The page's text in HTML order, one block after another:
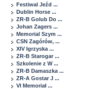
Festiwal Jeźd ...
Dublin Horse ...
ZR-B Golub Do ...
Johan Zagers ...
Memorial Szym ...
CSN Zagórów, ...
XIV Igrzyska ...
ZR-B Starogar ...
Szkolenie z W ...
ZR-B Damaszka ...
ZR-A Gostar J ...
VI Memoriał ...